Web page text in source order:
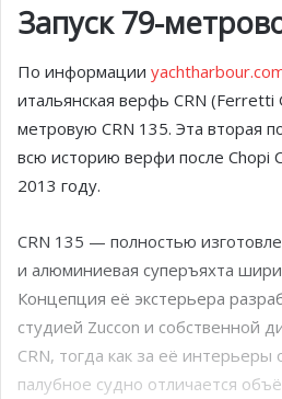
Запуск 79-
По информации
итальянская верфь CRN (Ferretti
метровую CRN 135. Эта вторая
всю историю верфи после Chopi
2013 году.
CRN 135 — полностью
и алюминиевая суперъяхта
Концепция её экстерьера
студией Zuccon и собственной
CRN, тогда как за её интерьеры
палубное судно отличается